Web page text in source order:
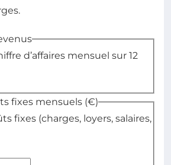
d’affaires mensuel sur 12
fixes mensuels (€)
fixes (charges, loyers, salaires,